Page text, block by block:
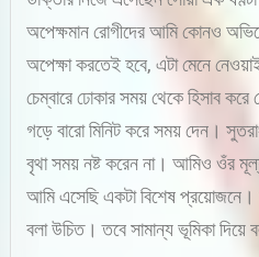
অপেক্ষমান রোগীদের আমি কোনও
অপেক্ষা করতেই হবে, এটা মেনে
চেম্বারে ঢোকার সময় থেকে হিসাব
গড়ে বারো মিনিট করে সময় দেন।
বৃথা সময় নষ্ট করেন না। আমিও ওঁর
আমি এসেছি একটা বিশেষ প্রয়োজনে।
বলা উচিত। তবে সামান্য ভূমিকা দিয়ে